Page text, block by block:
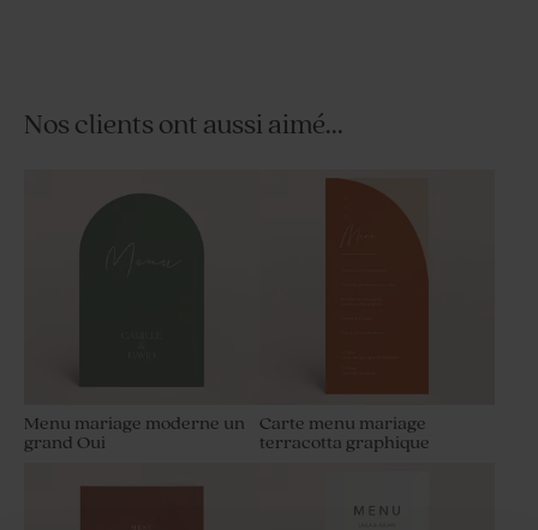
senteur Citron
mariage cloche dorée
amande 1 kg (± 300 ex)
Nos clients ont aussi aimé...
Menu mariage moderne un
grand Oui
Carte menu mariage
terracotta graphique